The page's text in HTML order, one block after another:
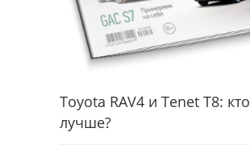
Toyota RAV4 и Tenet T8: кто
лучше?